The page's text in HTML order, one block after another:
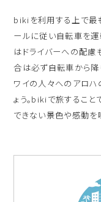
bikiを利用する上で最
ールに従い自転車を運
はドライバーへの配慮
合は必ず自転車から降
ワイの人々へのアロハ
ょう。bikiで旅すること
できない景色や感動を